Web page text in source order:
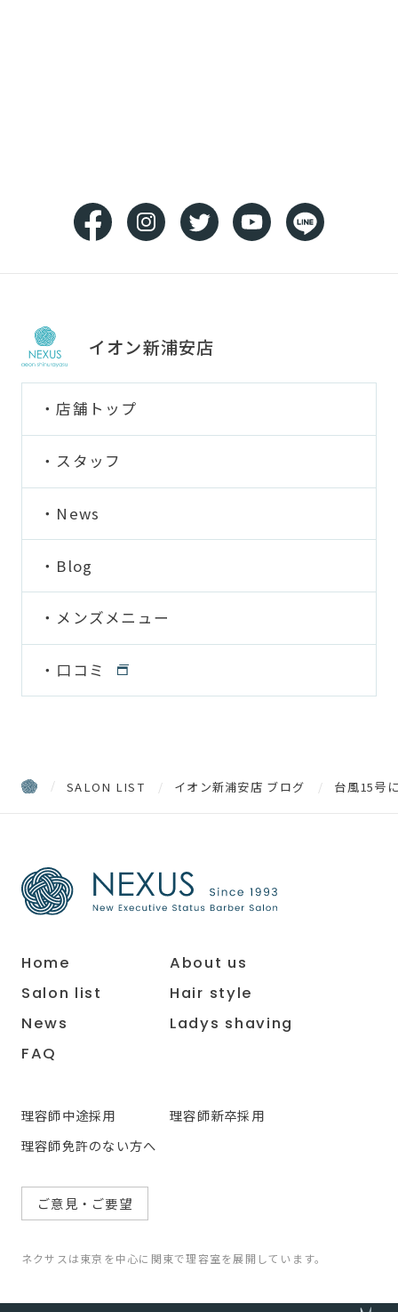
イオン新浦安店
店舗トップ
スタッフ
News
Blog
メンズメニュー
口コミ
SALON LIST イオン新浦安店 ブログ 台風15号
Home
About us
Salon list
Hair style
News
Ladys shaving
FAQ
理容師中途採用
理容師新卒採用
理容師免許のない方へ
ご意見・ご要望
ネクサスは東京を中心に関東で理容室を展開しています。